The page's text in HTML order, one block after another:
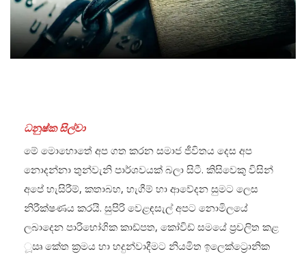
ධනුෂ්ක සිල්වා
මේ මොහොතේ අප ගත කරන සමාජ ජීවිතය දෙස අප
නොදන්නා තුන්වැනි පාර්ශවයක් බලා සිටී. කිසිවෙකු විසින්
අපේ හැසිරීම්, කතාබහ, හැගීම් හා ආවේදන සුමට ලෙස
නිරීක්ෂණය කරයි. සුපිරි වෙළඳසැල් අපට නොමිලයේ
ලබාදෙන පාරිභෝගික කාඩ්පත, කෝවිඩ් සමයේ ප්‍රචලිත කළ
ූඍ කේත ක්‍රමය හා හදුන්වාදීමට නියමිත ඉලෙක්ට්‍රොනික